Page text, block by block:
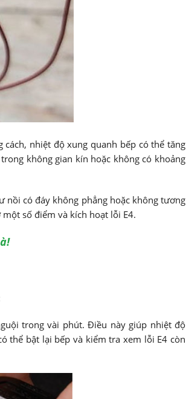
nhiệt độ xung quanh bếp có thể tăng
không gian kín hoặc không có khoảng
có đáy không phẳng hoặc không tương
số điểm và kích hoạt lỗi E4.
trong vài phút. Điều này giúp nhiệt độ
thể bật lại bếp và kiểm tra xem lỗi E4 còn